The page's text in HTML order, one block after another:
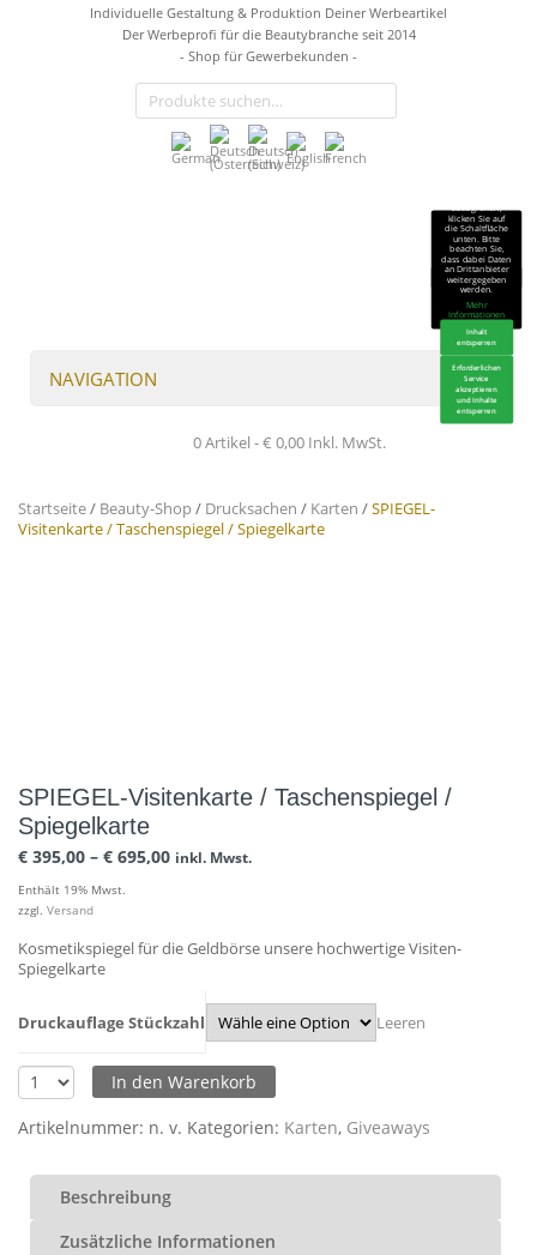
klicken Sie auf
die Schaltfläche
unten. Bitte
beachten Sie,
dass dabei Daten
an Drittanbieter
weitergegeben
werden.
Mehr
Informationen
Inhalt
entsperren
Erforderlichen
Service
akzeptieren
und Inhalte
entsperren
Individuelle Gestaltung & Produktion Deiner Werbeartikel
Der Werbeprofi für die Beautybranche seit 2014
- Shop für Gewerbekunden -
NAVIGATION
0 Artikel -€ 0,00 Inkl. MwSt.
Startseite/ Beauty-Shop/ Drucksachen / Karten /SPIEGEL-
Visitenkarte / Taschenspiegel / Spiegelkarte
SPIEGEL-Visitenkarte / Taschenspiegel /
Spiegelkarte
€ 395,00 – € 695,00 inkl. Mwst.
Enthält 19% Mwst.
zzgl. Versand
Kosmetikspiegel für die Geldbörse unsere hochwertige Visiten-
Spiegelkarte
Druckauflage Stückzahl Leeren
In den Warenkorb
Artikelnummer: n. v. Kategorien: Karten, Giveaways
Beschreibung
Zusätzliche Informationen